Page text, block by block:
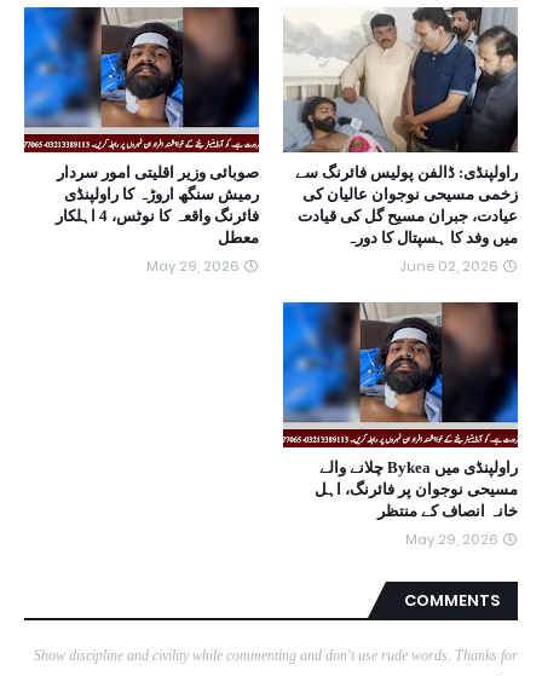
راولپنڈی: ڈالفن پولیس فائرنگ سے
زخمی مسیحی نوجوان عالیان کی
عیادت، جبران مسیح گل کی قیادت
میں وفد کا ہسپتال کا دورہ
June 02, 2026
صوبائی وزیر اقلیتی امور سردار
رمیش سنگھ اروڑہ کا راولپنڈی
فائرنگ واقعہ کا نوٹس، 4 اہلکار
معطل
May 29, 2026
راولپنڈی میں Bykea چلانے والے
مسیحی نوجوان پر فائرنگ، اہل
خانہ انصاف کے منتظر
May 29, 2026
COMMENTS
Show discipline and civility while commenting and don't use rude words. Thanks for